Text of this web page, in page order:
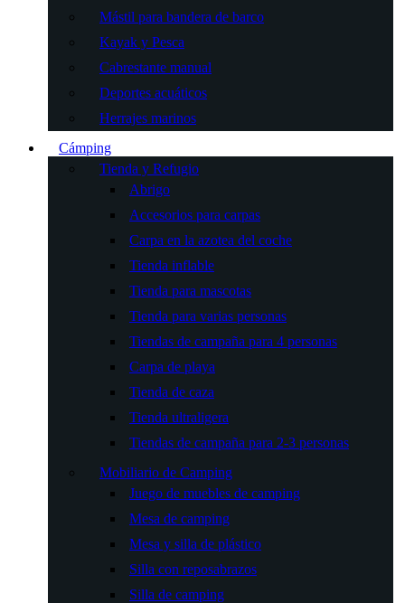
Mástil para bandera de barco
Kayak y Pesca
Cabrestante manual
Deportes acuáticos
Herrajes marinos
Cámping
Tienda y Refugio
Abrigo
Accesorios para carpas
Carpa en la azotea del coche
Tienda inflable
Tienda para mascotas
Tienda para varias personas
Tiendas de campaña para 4 personas
Carpa de playa
Tienda de caza
Tienda ultraligera
Tiendas de campaña para 2-3 personas
Mobiliario de Camping
Juego de muebles de camping
Mesa de camping
Mesa y silla de plástico
Silla con reposabrazos
Silla de camping